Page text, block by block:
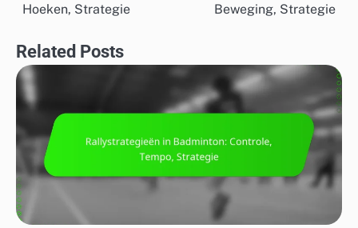
Hoeken, Strategie Beweging, Strategie
Related Posts